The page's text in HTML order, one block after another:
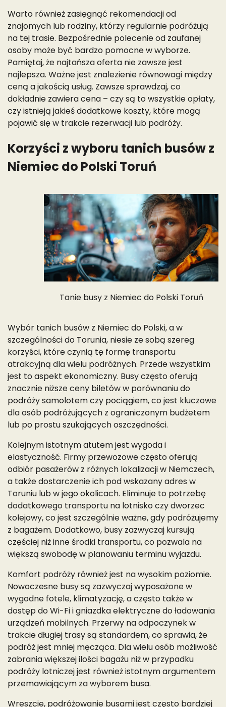
Warto również zasięgnąć rekomendacji od
znajomych lub rodziny, którzy regularnie podróżują
na tej trasie. Bezpośrednie polecenie od zaufanej
osoby może być bardzo pomocne w wyborze.
Pamiętaj, że najtańsza oferta nie zawsze jest
najlepsza. Ważne jest znalezienie równowagi między
ceną a jakością usług. Zawsze sprawdzaj, co
dokładnie zawiera cena – czy są to wszystkie opłaty,
czy istnieją jakieś dodatkowe koszty, które mogą
pojawić się w trakcie rezerwacji lub podróży.
Korzyści z wyboru tanich busów z
Niemiec do Polski Toruń
Tanie busy z Niemiec do Polski Toruń
Wybór tanich busów z Niemiec do Polski, a w
szczególności do Torunia, niesie ze sobą szereg
korzyści, które czynią tę formę transportu
atrakcyjną dla wielu podróżnych. Przede wszystkim
jest to aspekt ekonomiczny. Busy często oferują
znacznie niższe ceny biletów w porównaniu do
podróży samolotem czy pociągiem, co jest kluczowe
dla osób podróżujących z ograniczonym budżetem
lub po prostu szukających oszczędności.
Kolejnym istotnym atutem jest wygoda i
elastyczność. Firmy przewozowe często oferują
odbiór pasażerów z różnych lokalizacji w Niemczech,
a także dostarczenie ich pod wskazany adres w
Toruniu lub w jego okolicach. Eliminuje to potrzebę
dodatkowego transportu na lotnisko czy dworzec
kolejowy, co jest szczególnie ważne, gdy podróżujemy
z bagażem. Dodatkowo, busy zazwyczaj kursują
częściej niż inne środki transportu, co pozwala na
większą swobodę w planowaniu terminu wyjazdu.
Komfort podróży również jest na wysokim poziomie.
Nowoczesne busy są zazwyczaj wyposażone w
wygodne fotele, klimatyzację, a często także w
dostęp do Wi-Fi i gniazdka elektryczne do ładowania
urządzeń mobilnych. Przerwy na odpoczynek w
trakcie długiej trasy są standardem, co sprawia, że
podróż jest mniej męcząca. Dla wielu osób możliwość
zabrania większej ilości bagażu niż w przypadku
podróży lotniczej jest również istotnym argumentem
przemawiającym za wyborem busa.
Wreszcie, podróżowanie busami jest często bardziej